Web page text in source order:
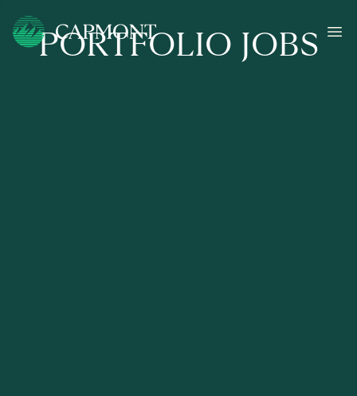
PORTFOLIO JOBS